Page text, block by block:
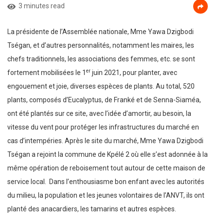
3 minutes read
La présidente de l’Assemblée nationale, Mme Yawa Dzigbodi
Tségan, et d’autres personnalités, notamment les maires, les
chefs traditionnels, les associations des femmes, etc. se sont
fortement mobilisées le 1 er juin 2021, pour planter, avec
engouement et joie, diverses espèces de plants. Au total, 520
plants, composés d’Eucalyptus, de Franké et de Senna-Siaméa,
ont été plantés sur ce site, avec l’idée d’amortir, au besoin, la
vitesse du vent pour protéger les infrastructures du marché en
cas d’intempéries. Après le site du marché, Mme Yawa Dzigbodi
Tségan a rejoint la commune de Kpélé 2 où elle s’est adonnée à la
même opération de reboisement tout autour de cette maison de
service local. Dans l’enthousiasme bon enfant avec les autorités
du milieu, la population et les jeunes volontaires de l’ANVT, ils ont
planté des anacardiers, les tamarins et autres espèces.